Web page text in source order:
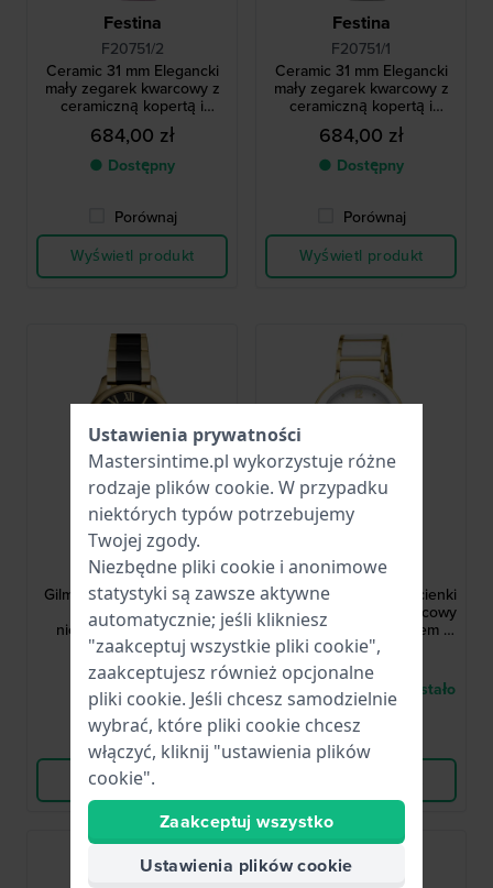
Festina
F20751/2
Ceramic 31 mm Elegancki
mały zegarek kwarcowy z
ceramiczną kopertą i
bransoletą
684,00 zł
● Dostępny
Porównaj
Wyświetl produkt
Festina
F20751/1
Ceramic 31 mm Elegancki
mały zegarek kwarcowy z
ceramiczną kopertą i
bransoletą
684,00 zł
● Dostępny
Porównaj
Wyświetl produkt
Fossil
CE1132
Gilmore 38 mm Kwarcowy
zegarek ze stali
nierdzewnej i ceramiki
1 143,00 zł
● Dostępny
Porównaj
Wyświetl produkt
3331-05
3331-01 34.5 mm Ultracienki
tytanowy zegarek kwarcowy
z ceramicznym bezelem i
wstawkami na bransolecie
913,00 zł
● W magazynie pozostało
tylko 1
Porównaj
Ustawienia prywatności
Mastersintime.pl wykorzystuje różne
rodzaje plików cookie. W przypadku
niektórych typów potrzebujemy
Twojej zgody.
Niezbędne pliki cookie i anonimowe
statystyki są zawsze aktywne
automatycznie; jeśli klikniesz
"zaakceptuj wszystkie pliki cookie",
zaakceptujesz również opcjonalne
pliki cookie. Jeśli chcesz samodzielnie
wybrać, które pliki cookie chcesz
włączyć, kliknij "ustawienia plików
cookie".
Zaakceptuj wszystko
Ustawienia plików cookie